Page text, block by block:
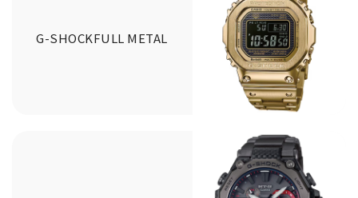
G-SHOCKFULL METAL